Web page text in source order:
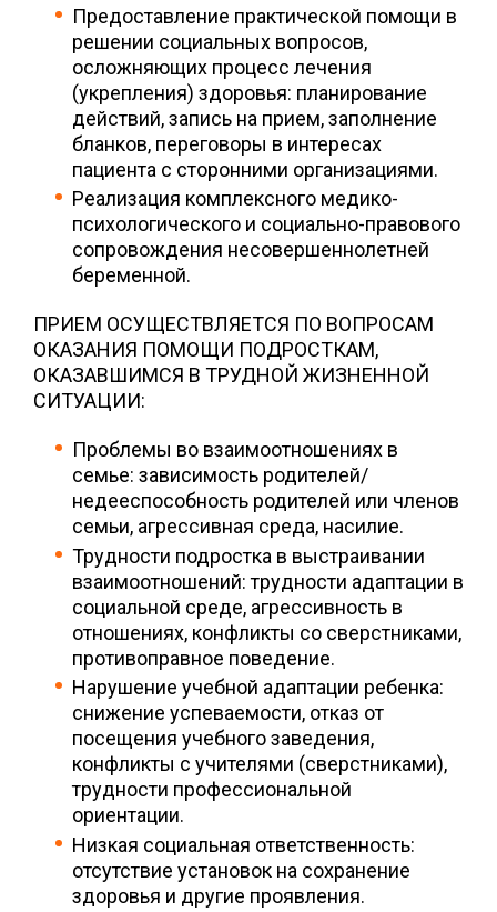
Предоставление практической помощи в
решении социальных вопросов,
осложняющих процесс лечения
(укрепления) здоровья: планирование
действий, запись на прием, заполнение
бланков, переговоры в интересах
пациента с сторонними организациями.
Реализация комплексного медико-
психологического и социально-правового
сопровождения несовершеннолетней
беременной.
ПРИЕМ ОСУЩЕСТВЛЯЕТСЯ ПО ВОПРОСАМ
ОКАЗАНИЯ ПОМОЩИ ПОДРОСТКАМ,
ОКАЗАВШИМСЯ В ТРУДНОЙ ЖИЗНЕННОЙ
СИТУАЦИИ:
Проблемы во взаимоотношениях в
семье: зависимость родителей/
недееспособность родителей или членов
семьи, агрессивная среда, насилие.
Трудности подростка в выстраивании
взаимоотношений: трудности адаптации в
социальной среде, агрессивность в
отношениях, конфликты со сверстниками,
противоправное поведение.
Нарушение учебной адаптации ребенка:
снижение успеваемости, отказ от
посещения учебного заведения,
конфликты с учителями (сверстниками),
трудности профессиональной
ориентации.
Низкая социальная ответственность:
отсутствие установок на сохранение
здоровья и другие проявления.